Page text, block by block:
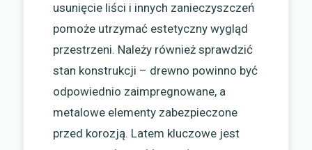
usunięcie liści i innych zanieczyszczeń
pomoże utrzymać estetyczny wygląd
przestrzeni. Należy również sprawdzić
stan konstrukcji – drewno powinno być
odpowiednio zaimpregnowane, a
metalowe elementy zabezpieczone
przed korozją. Latem kluczowe jest